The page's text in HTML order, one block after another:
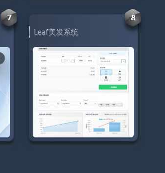
7 8
Leaf美发系统